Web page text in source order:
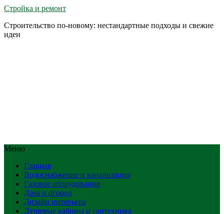
Стройка и ремонт
Строительство по-новому: нестандартные подходы и свежие
идеи
Меню
Главная
Водоснабжение и канализация
Газовое оборудование
Дача и огород
Дизайн интерьера
Душевые кабины и сантехника